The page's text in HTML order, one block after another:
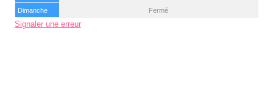
Dimanche
Fermé
Signaler une erreur